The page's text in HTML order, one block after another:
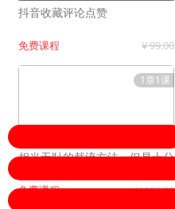
抖音收藏评论点赞
免费课程 ¥ 99.00
1章1课
相当无耻的截流方法，但是十分
免费课程 ¥ 199.00